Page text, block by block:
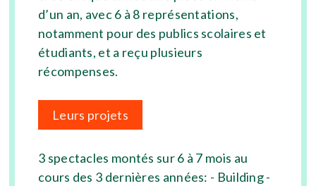
d’un an, avec 6 à 8 représentations,
notamment pour des publics scolaires et
étudiants, et a reçu plusieurs
récompenses.
Leurs projets
3 spectacles montés sur 6 à 7 mois au
cours des 3 dernières années: - Building -